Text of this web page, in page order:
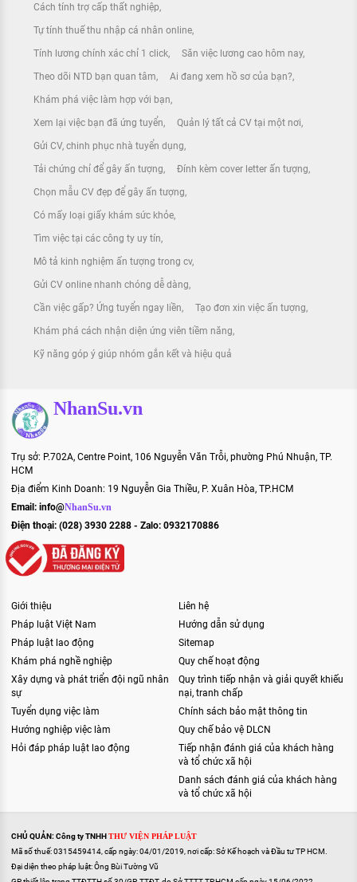
Cách tính trợ cấp thất nghiệp
Tự tính thuế thu nhập cá nhân online
Tính lương chính xác chỉ 1 click Săn việc lương cao hôm nay
Theo dõi NTD bạn quan tâm Ai đang xem hồ sơ của bạn?
Khám phá việc làm hợp với bạn
Xem lại việc bạn đã ứng tuyển Quản lý tất cả CV tại một nơi
Gửi CV, chinh phục nhà tuyển dụng
Tải chứng chỉ để gây ấn tượng Đính kèm cover letter ấn tượng
Chọn mẫu CV đẹp để gây ấn tượng
Có mấy loại giấy khám sức khỏe
Tìm việc tại các công ty uy tín
Mô tả kinh nghiệm ấn tượng trong cv
Gửi CV online nhanh chóng dễ dàng
Cần việc gấp? Ứng tuyển ngay liền Tạo đơn xin việc ấn tượng
Khám phá cách nhận diện ứng viên tiềm năng
Kỹ năng góp ý giúp nhóm gắn kết và hiệu quả
NhanSu.vn
Trụ sở: P.702A, Centre Point, 106 Nguyễn Văn Trỗi, phường Phú Nhuận, TP.
HCM
Địa điểm Kinh Doanh: 19 Nguyễn Gia Thiều, P. Xuân Hòa, TP.HCM
Email: info@NhanSu.vn
Điện thoại: (028) 3930 2288 - Zalo: 0932170886
Giới thiệu
Pháp luật Việt Nam
Pháp luật lao động
Khám phá nghề nghiệp
Xây dựng và phát triển đội ngũ nhân
sự
Tuyển dụng việc làm
Hướng nghiệp việc làm
Hỏi đáp pháp luật lao động
Liên hệ
Hướng dẫn sử dụng
Sitemap
Quy chế hoạt động
Quy trình tiếp nhận và giải quyết khiếu
nại, tranh chấp
Chính sách bảo mật thông tin
Quy chế bảo vệ DLCN
Tiếp nhận đánh giá của khách hàng
và tổ chức xã hội
Danh sách đánh giá của khách hàng
và tổ chức xã hội
CHỦ QUẢN: Công ty TNHHTHƯ VIỆN PHÁP LUẬT
Mã số thuế: 0315459414, cấp ngày: 04/01/2019, nơi cấp: Sở Kế hoạch và Đầu tư TP HCM.
Đại diện theo pháp luật: Ông Bùi Tường Vũ